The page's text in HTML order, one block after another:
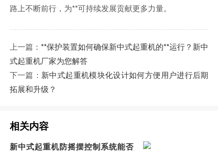
路上不断前行，为**可持续发展贡献更多力量。
上一篇： **保护装置如何确保新中式起重机的**运行？新中
式起重机厂家为您解答
下一篇： 新中式起重机模块化设计如何方便用户进行后期
拓展和升级？
相关内容
新中式起重机防摇摆控制系统能否